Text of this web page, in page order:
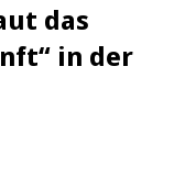
das
in der